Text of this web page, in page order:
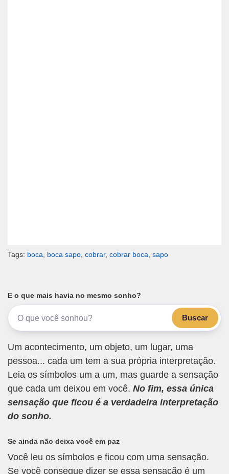
Tags: boca boca sapo cobrar, cobrar boca sapo
E o que mais havia no mesmo sonho?
Buscar
Um acontecimento, um objeto, um lugar, uma
pessoa... cada um tem a sua própria interpretação.
Leia os símbolos um a um, mas guarde a sensação
que cada um deixou em você. No fim, essa única
sensação que ficou é a verdadeira interpretação
do sonho.
Se ainda não deixa você em paz
Você leu os símbolos e ficou com uma sensação.
Se você consegue dizer se essa sensação é um